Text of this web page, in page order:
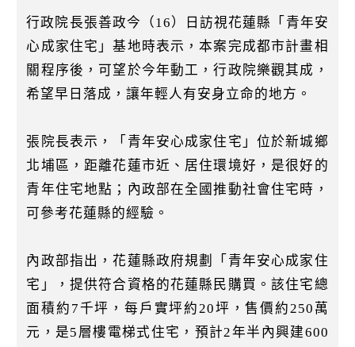
行政院長張善政今（16）日訪視花蓮縣「青年安
心成家住宅」基地時表示，本案完成都市計畫相
關程序後，可望於今年動工，行政院樂觀其成，
希望早日落成，讓年輕人有安身立命的地方。
張院長表示，「青年安心成家住宅」位於新城鄉
北埔區，距離花蓮市近、居住環境好，是很好的
青年住宅地點；內政部在全國推動社會住宅時，
可參考花蓮縣的經驗。
內政部指出，花蓮縣政府規劃「青年安心成家住
宅」，提供符合資格的花蓮縣民購買。該住宅總
面積約7千坪，每戶實坪約20坪，售價約250萬
元，是5層樓電梯式住宅，預計2年半內興建600